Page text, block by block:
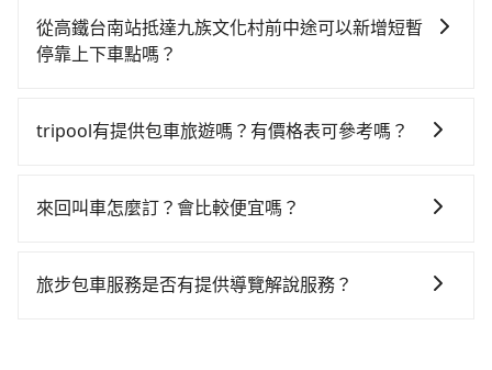
多輛，計程車的密度為雙北的4.6%，換句話說，臨時要
叫小黃的難度是雙北大城市的20倍。縱使幸運攔到一輛
並到府專車接送，則僅需花費約2,970元，費時2小時5分
在還不馬上來預約tripool！
預估進去，但額外的汽車保險與可能的罰單都需自付。
再者，和運的iRent只提供最基本的車型，如Toyota
擇，而且無人租車最令人詬病的就是車況，打開車門才
會遇到明明已經預約了時間但上一位用戶卻遲遲尚未歸
雖然路邊隨租隨還看似方便，但實際使用時還是有其區
密度為雙北的4.6%，也就是說要臨時叫到小黃的難度是
台北或新北的20倍之多。如果當天或隔天也要原路返
有些計程車司機不按錶計費，約有17%會採現場議價，
到九族文化村的最佳選擇。
派車。在出發前一天晚上八點時，會透過電子郵件與簡
訊提供司機的姓名、電話、車牌、車型等資訊，如在約
位置。但如果遇到車輛故障或者前一趟車嚴重耽誤，
從高鐵台南站抵達九族文化村前中途可以新增短暫
停靠上下車點嗎？
南站前往九族文化村的途中可備註加點。每個加點位
間，收取額外費用是必要的補償。
tripool有提供包車旅遊嗎？有價格表可參考嗎？
車旅遊，從單純的單趟接送到算時間的計時包車都有，
網站試算即真實價格，免去來回電話確認。一天包車的
來回叫車怎麼訂？會比較便宜嗎？
趟車的資訊，所以如果需要來回叫車，請分兩筆訂單預
旅步包車服務是否有提供導覽解說服務？